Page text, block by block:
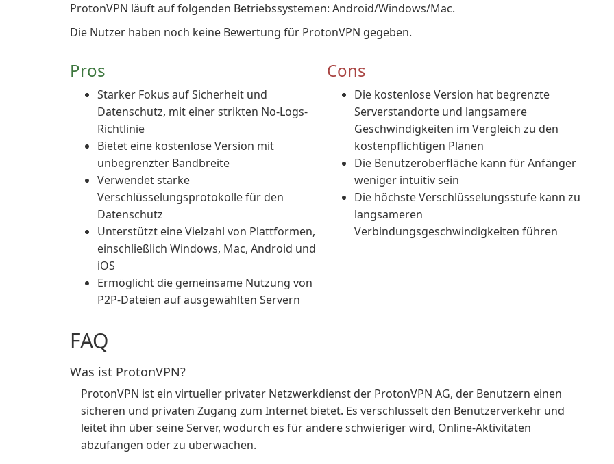
ProtonVPN läuft auf folgenden Betriebssystemen: Android/Windows/Mac.
Die Nutzer haben noch keine Bewertung für ProtonVPN gegeben.
Pros
Starker Fokus auf Sicherheit und
Datenschutz, mit einer strikten No-Logs-
Richtlinie
Bietet eine kostenlose Version mit
unbegrenzter Bandbreite
Verwendet starke
Verschlüsselungsprotokolle für den
Datenschutz
Unterstützt eine Vielzahl von Plattformen,
einschließlich Windows, Mac, Android und
iOS
Ermöglicht die gemeinsame Nutzung von
P2P-Dateien auf ausgewählten Servern
Cons
Die kostenlose Version hat begrenzte
Serverstandorte und langsamere
Geschwindigkeiten im Vergleich zu den
kostenpflichtigen Plänen
Die Benutzeroberfläche kann für Anfänger
weniger intuitiv sein
Die höchste Verschlüsselungsstufe kann zu
langsameren
Verbindungsgeschwindigkeiten führen
FAQ
Was ist ProtonVPN?
ProtonVPN ist ein virtueller privater Netzwerkdienst der ProtonVPN AG, der Benutzern einen
sicheren und privaten Zugang zum Internet bietet. Es verschlüsselt den Benutzerverkehr und
leitet ihn über seine Server, wodurch es für andere schwieriger wird, Online-Aktivitäten
abzufangen oder zu überwachen.